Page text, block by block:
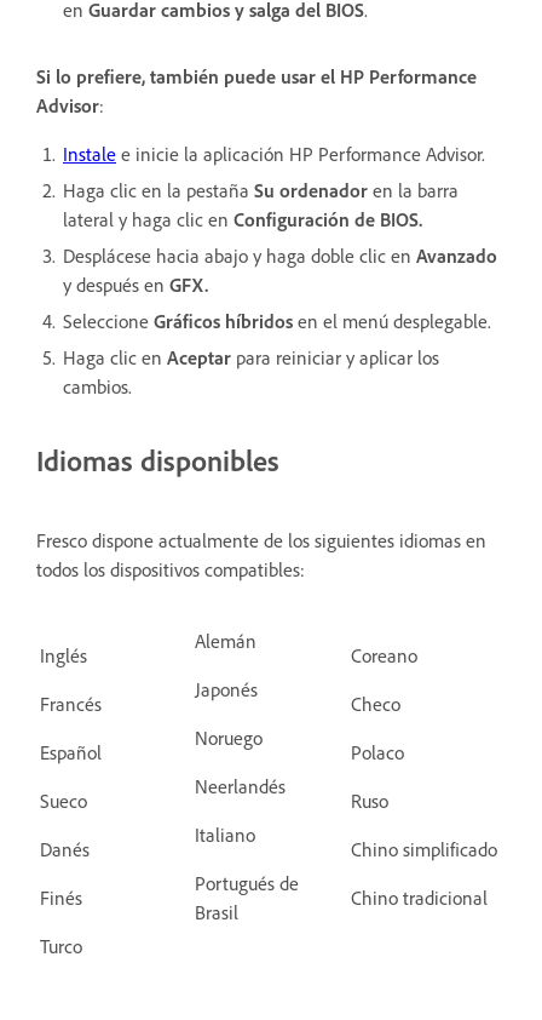
en Guardar cambios y salga del BIOS.
Si lo prefiere, también puede usar el HP Performance
Advisor:
Instale e inicie la aplicación HP Performance Advisor.
Haga clic en la pestaña Su ordenador en la barra
lateral y haga clic en Configuración de BIOS.
Desplácese hacia abajo y haga doble clic en Avanzado
y después en GFX.
Seleccione Gráficos híbridos en el menú desplegable.
Haga clic en Aceptar para reiniciar y aplicar los
cambios.
Idiomas disponibles
Fresco dispone actualmente de los siguientes idiomas en
todos los dispositivos compatibles:
Inglés
Francés
Español
Sueco
Danés
Finés
Turco
Alemán
Japonés
Noruego
Neerlandés
Italiano
Portugués de
Brasil
Coreano
Checo
Polaco
Ruso
Chino simplificado
Chino tradicional